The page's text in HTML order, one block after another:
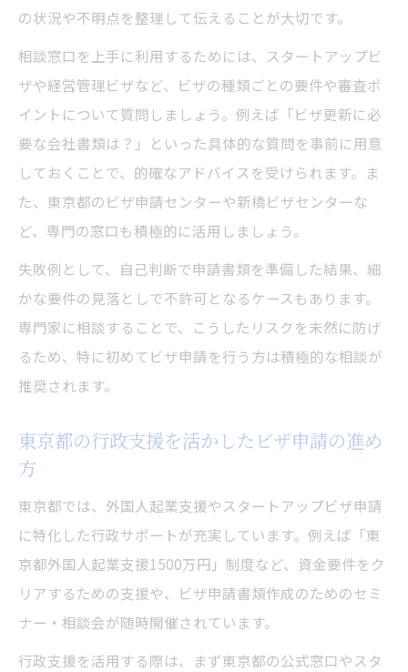
の状況や不明点を整理して伝えることが大切です。
相談窓口を上手に利用するためには、スタートアップビ
ザや経営管理ビザなど、ビザの種類ごとの要件や審査ポ
イントについて質問しましょう。例えば「ビザ更新に必
要な会社書類は？」といった具体的な質問を事前に用意
しておくことで、的確なアドバイスを受けられます。ま
た、東京都のビザ申請センターや新橋ビザセンターな
ど、専門の窓口も積極的に活用しましょう。
失敗例として、自己判断で申請書類を準備した結果、細
かな要件の見落としで不許可となるケースもあります。
専門家に相談することで、こうしたリスクを未然に防げ
るため、特に初めてビザ申請を行う方は積極的な相談が
推奨されます。
東京都の行政支援を活かしたビザ申請の進め
方
東京都では、外国人起業支援やスタートアップビザ申請
に特化した行政サポートが充実しています。例えば「東
京都外国人起業支援1500万円」制度など、資金要件をク
リアするための支援や、ビザ申請書類作成のためのセミ
ナー・相談会が随時開催されています。
行政支援を活用する際は、まず東京都の公式窓口やスタ